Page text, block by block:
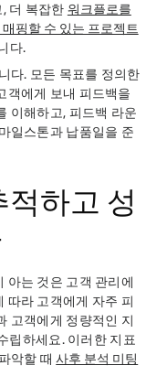
더 복잡한 워크플로를
핑할 수 있는 프로젝트
다.
다. 모든 목표를 정의한
객에게 보내 피드백을
이해하고, 피드백 라운
일스톤과 납품일을 준
하고 성
아는 것은 고객 관리에
따라 고객에게 자주 피
고객에게 정량적인 지
립하세요. 이러한 지표
악할 때사후 분석 미팅